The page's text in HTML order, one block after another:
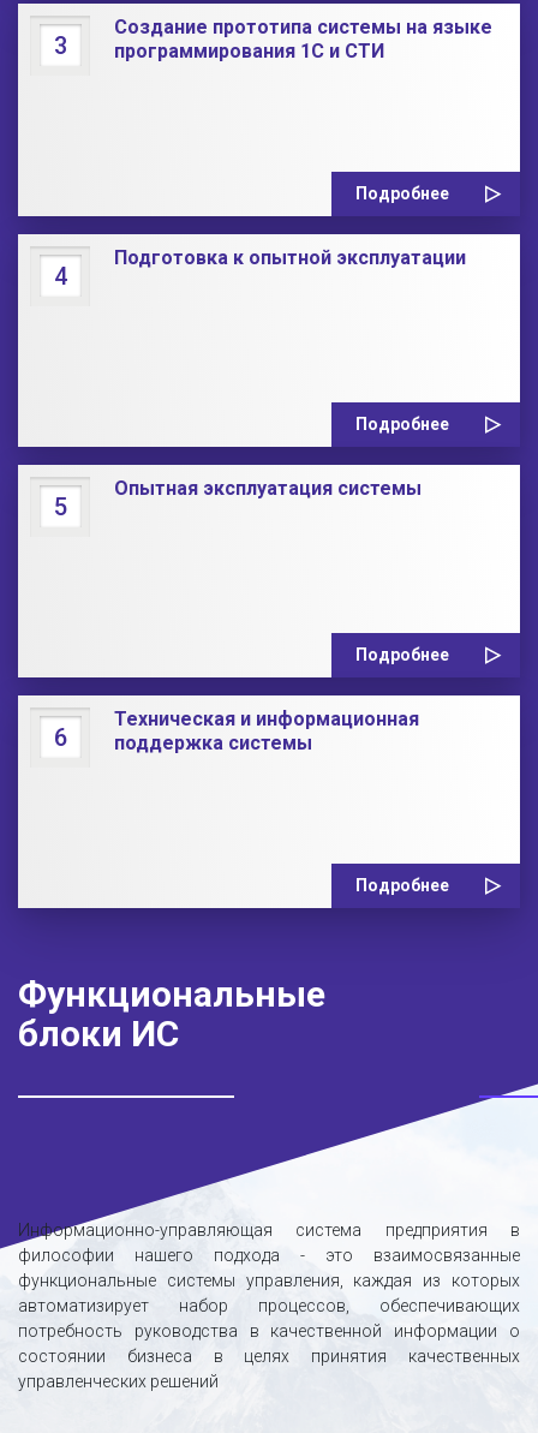
3
Создание прототипа системы на языке
программирования 1С и СТИ
Подробнее
4
Подготовка к опытной эксплуатации
Подробнее
5
Опытная эксплуатация системы
Подробнее
6
Техническая и информационная
поддержка системы
Подробнее
Функциональные
блоки ИС
Информационно-управляющая система предприятия в
философии нашего подхода - это взаимосвязанные
функциональные системы управления, каждая из которых
автоматизирует набор процессов, обеспечивающих
потребность руководства в качественной информации о
состоянии бизнеса в целях принятия качественных
управленческих решений